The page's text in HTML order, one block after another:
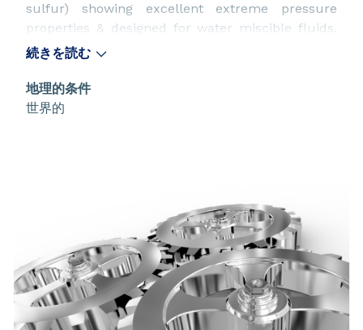
sulfur) showing excellent extreme pressure
properties & designed for water miscible fluids.
SPS
10LS is compatible with synthetic and
Key properties: readily biodegradable, colorless &
続きを読む
地理的条件
世界的